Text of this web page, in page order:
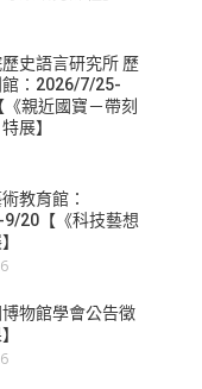
史語言研究所 歷
館：2026/7/25-
親近國寶－帶刻
展】
教育館：
20【《科技藝想
博物館學會公告徵